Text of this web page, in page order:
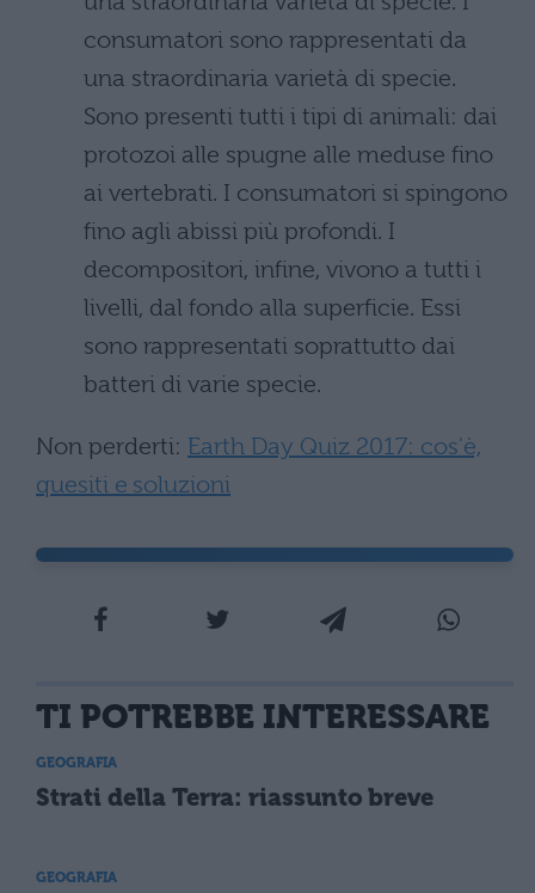
consumatori sono rappresentati da
una straordinaria varietà di specie.
Sono presenti tutti i tipi di animali: dai
protozoi alle spugne alle meduse fino
ai vertebrati. I consumatori si spingono
fino agli abissi più profondi. I
decompositori, infine, vivono a tutti i
livelli, dal fondo alla superficie. Essi
sono rappresentati soprattutto dai
batteri di varie specie.
Non perderti: Earth Day Quiz 2017: cos'è,
quesiti e soluzioni
TI POTREBBE INTERESSARE
GEOGRAFIA
Strati della Terra: riassunto breve
GEOGRAFIA